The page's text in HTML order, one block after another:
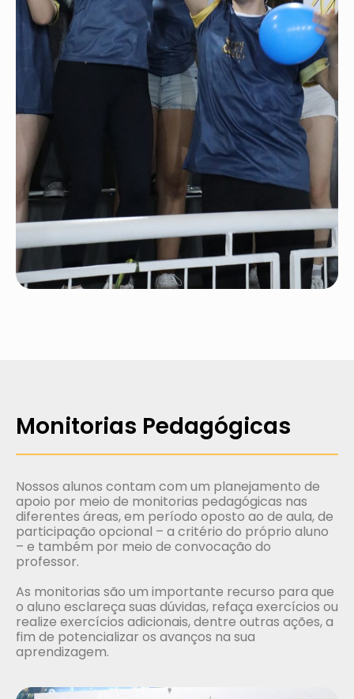
Monitorias Pedagógicas
Nossos alunos contam com um planejamento de
apoio por meio de monitorias pedagógicas nas
diferentes áreas, em período oposto ao de aula, de
participação opcional – a critério do próprio aluno
– e também por meio de convocação do
professor.
As monitorias são um importante recurso para que
o aluno esclareça suas dúvidas, refaça exercícios ou
realize exercícios adicionais, dentre outras ações, a
fim de potencializar os avanços na sua
aprendizagem.